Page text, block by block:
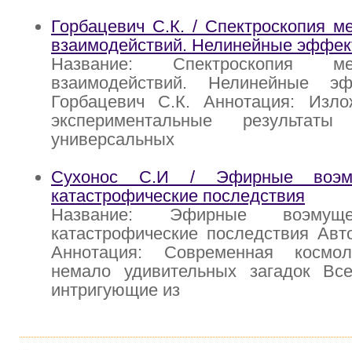
Горбацевич С.К. / Спектроскопия
взаимодействий. Нелинейные
Название: Спектроскопия
взаимодействий. Нелинейные
Горбацевич С.К. Аннотация:
экспериментальные
универсальных
Сухонос С.И / Эфирные
катастрофические последствия
Название: Эфирные
катастрофические последствия
Аннотация: Современная
немало удивительных загадок
интригующие из